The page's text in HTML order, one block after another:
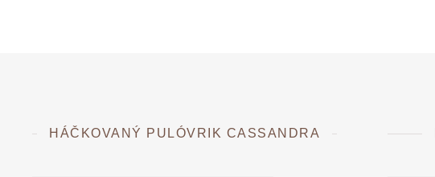
HÁČKOVANÝ PULÓVRIK CASSANDRA